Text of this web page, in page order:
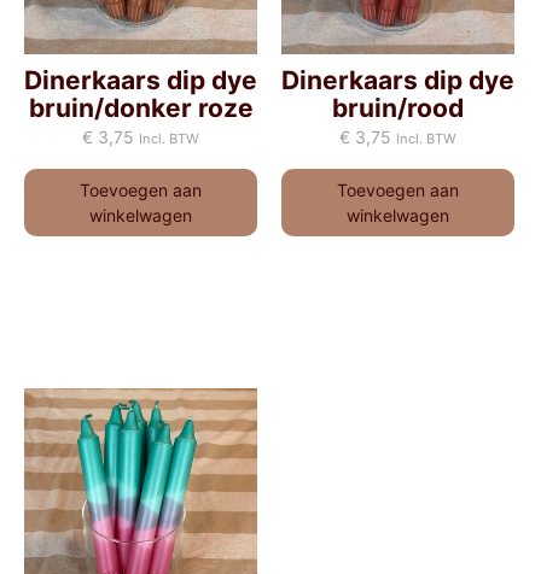
Dinerkaars dip dye
bruin/donker roze
€ 3,75 Incl. BTW
Toevoegen aan
winkelwagen
Dinerkaars dip dye
bruin/rood
€ 3,75 Incl. BTW
Toevoegen aan
winkelwagen